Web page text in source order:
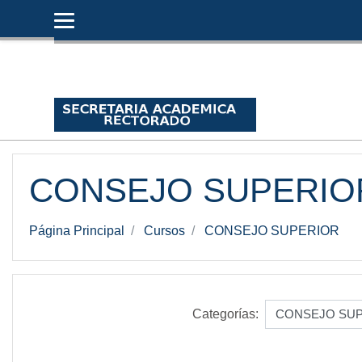
CONSEJO
Página Principal Cursos CONSEJO SUPERIOR
Categorías: